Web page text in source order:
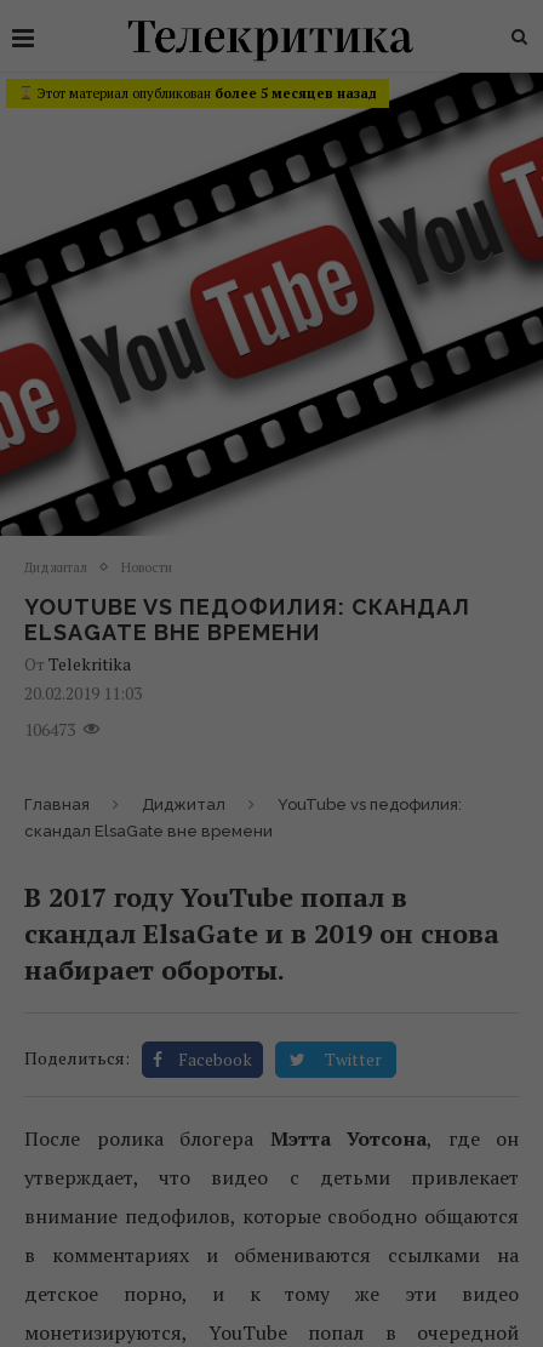
Этот материал опубликован более 5 месяцев назад
Диджитал Новости
YOUTUBE VS ПЕДОФИЛИЯ: СКАНДАЛ
ELSAGATE ВНЕ ВРЕМЕНИ
От Telekritika
20.02.2019 11:03
106473
Главная Диджитал
YouTube vs педофилия:
скандал ElsaGate вне времени
В 2017 году YouTube попал в
скандал ElsaGate и в 2019 он снова
набирает обороты.
Поделиться: Facebook Twitter
После ролика блогера Мэтта Уотсона, где он
утверждает, что видео с детьми привлекает
внимание педофилов, которые свободно общаются
в комментариях и обмениваются ссылками на
детское порно, и к тому же эти видео
монетизируются, YouTube попал в очередной